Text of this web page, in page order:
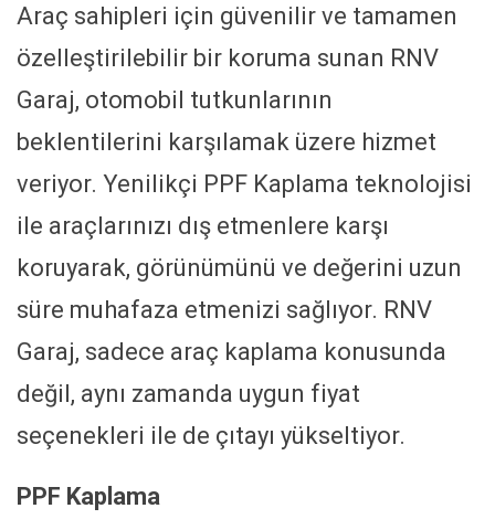
Araç sahipleri için güvenilir ve tamamen
özelleştirilebilir bir koruma sunan RNV
Garaj, otomobil tutkunlarının
beklentilerini karşılamak üzere hizmet
veriyor. Yenilikçi PPF Kaplama teknolojisi
ile araçlarınızı dış etmenlere karşı
koruyarak, görünümünü ve değerini uzun
süre muhafaza etmenizi sağlıyor. RNV
Garaj, sadece araç kaplama konusunda
değil, aynı zamanda uygun fiyat
seçenekleri ile de çıtayı yükseltiyor.
PPF Kaplama